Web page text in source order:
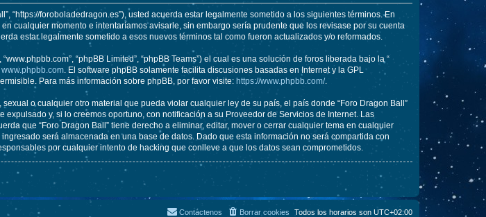
“https://foroboladedragon.es”), usted acuerda estar legalmente sometido a los siguientes términos. En
cualquier momento e intentaríamos avisarle, sin embargo sería prudente que los revisase por su cuenta
estar legalmente sometido a esos nuevos términos tal como fueron actualizados y/o reformados.
“phpBB Limited”, “phpBB Teams”) el cual es una solución de foros liberada bajo la “
www.phpbb.com. El software phpBB solamente facilita discusiones basadas en Internet y la GPL
Para más información sobre phpBB, por favor visite: https://www.phpbb.com/.
o cualquier otro material que pueda violar cualquier ley de su país, el país donde “Foro Dragon Ball”
y, si lo creemos oportuno, con notificación a su Proveedor de Servicios de Internet. Las
que “Foro Dragon Ball” tiene derecho a eliminar, editar, mover o cerrar cualquier tema en cualquier
será almacenada en una base de datos. Dado que esta información no será compartida con
por cualquier intento de hacking que conlleve a que los datos sean comprometidos.
Todos los horarios son UTC+02:00
Borrar cookies
Contáctenos